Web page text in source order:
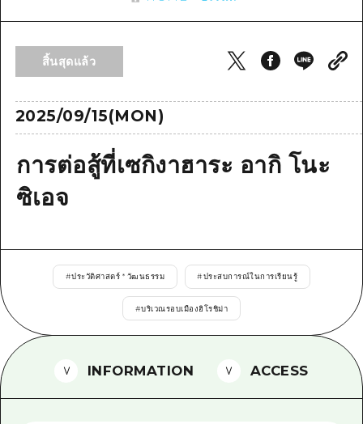
สถานบันเทิงยามค่ำคืน
มรดกโลก
ประสบการณ์ / ในการเรียนรู้
ประวัติศาสตร์ / วัฒนธรรม
บิโฮค
ยามากุจิตะวันออก
บิโฮคุ
บริเวณรอบๆ มิยาจิมะ
ยามากุจิตะวันออก
จังหวัดเอฮิเมะ
ชิมาเนะ
เข้าถึงเข้าถึง
สรุปการจราจรรอง
ความแออัดของสิ่งอำนวยความสะดวก
ตั๋วเที่ยวคุ้มค่าตั๋วเที่ยวคุ้มค่า
บริการรับฝากและจัดส่งสัมภาระ
TRAVELPAL International
ไกด์อาสาสมัครไ
วิดีโอฮิโรชิม่า
คำถามที่พบบ่อย
HOME
อีเว้นท์
สิ้นสุดแล้ว
2025/09/15(MON)
การต่อสู้ที่เซกิงาฮาระ อากิ โนะ
ซิเอจ
#ประวัติศาสตร์ * วัฒนธรรม #ประสบการณ์ในการเรียนรู้
#บริเวณรอบเมืองฮิโรชิม่า
INFORMATION ACCESS